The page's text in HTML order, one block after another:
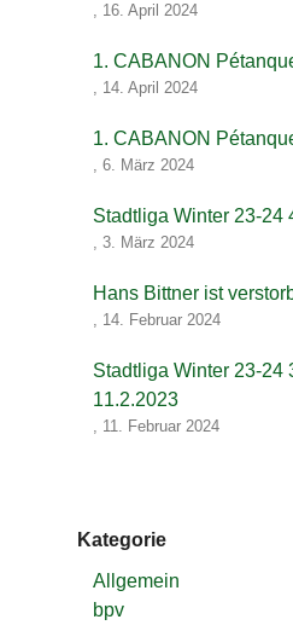
, 16. April 2024
1. CABANON
, 14. April 2024
1. CABANON
, 6. März 2024
Stadtliga Winter 23-24
, 3. März 2024
Hans Bittner ist
, 14. Februar 2024
Stadtliga Winter 23-24
11.2.2023
, 11. Februar 2024
Kategorie
Allgemein
bpv